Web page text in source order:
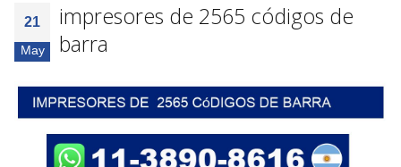
21
May
impresores de 2565 códigos de
barra